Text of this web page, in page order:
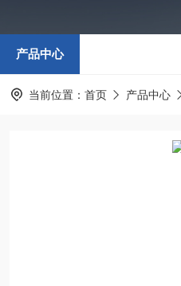
产品中心
当前位置： 首页 产品中心